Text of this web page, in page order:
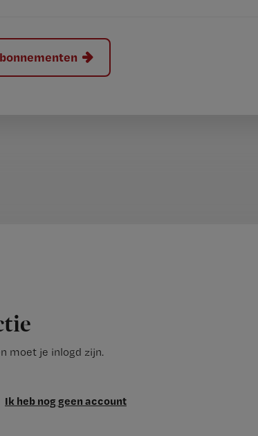
moet je inlogd zijn.
Ik heb nog geen account